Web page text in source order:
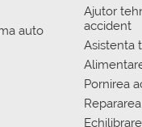
auto
Ajutor
accident
Asistenta
Pornirea